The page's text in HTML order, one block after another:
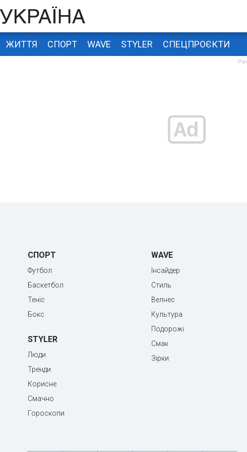
ЖИТТЯ СПОРТ WAVE STYLER СПЕЦПРОЄКТИ
СПОРТ
Футбол
Баскетбол
Теніс
Бокс
STYLER
Люди
Тренди
Корисне
Смачно
Гороскопи
WAVE
Інсайдер
Стиль
Велнес
Культура
Подорожі
Смак
Зірки